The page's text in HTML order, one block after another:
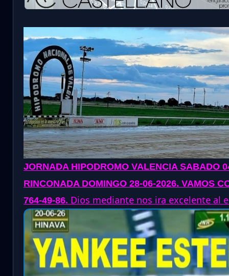
JORNADA HIPODROMO VALENCIA SABADO
RINCONADA DOMINGO 28-06-2026. VAMOS
764-49-86. Dios mediante nos ira excelente al